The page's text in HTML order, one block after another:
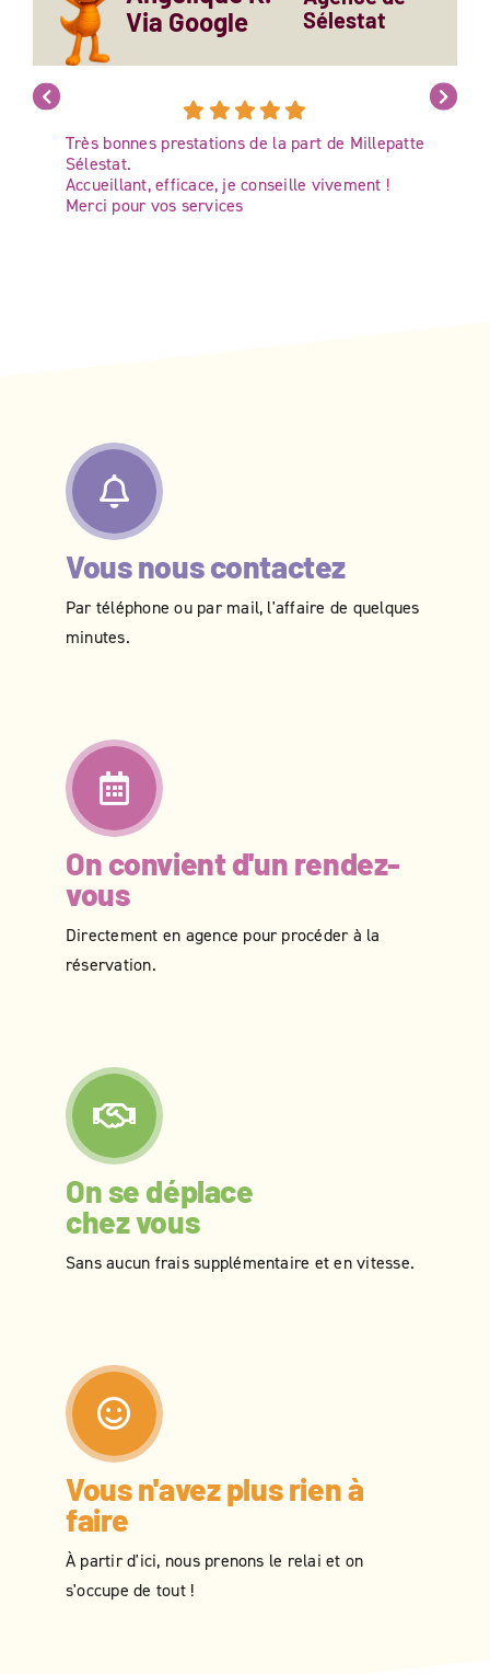
Via Google
Sélestat
Très bonnes prestations de la part de Millepatte
Sélestat.
Accueillant, efficace, je conseille vivement !
Merci pour vos services
Vous nous contactez
Par téléphone ou par mail, l'affaire de quelques
minutes.
On convient d'un rendez-
vous
Directement en agence pour procéder à la
réservation.
On se déplace
chez vous
Sans aucun frais supplémentaire et en vitesse.
Vous n'avez plus rien à
faire
À partir d'ici, nous prenons le relai et on
s'occupe de tout !